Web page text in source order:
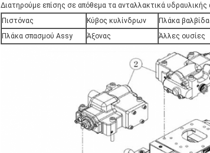
Διατηρούμε επίσης σε απόθεμα τα ανταλλακτικά υδραυλικής
Πιστόνας
Κύβος κυλίνδρων Πλάκα
Πλάκα σπασμού Assy
Άξονας Άλλες ουσίες